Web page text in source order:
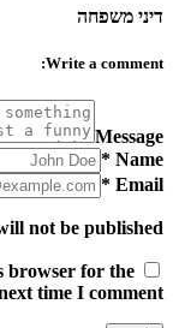
דיני משפחה
Write a comment:
Message
Name
*
Email
*
not be published.
browser for the
time I comment.